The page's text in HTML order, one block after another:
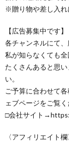
※贈り物や差し入れ
【広告募集中です】
各チャンネルにて、
私が知らなくても
たくさんあると思
い。
ご予算に合わせて
ェブページをご覧く
□会社サイト
〈アフィリエイト欄